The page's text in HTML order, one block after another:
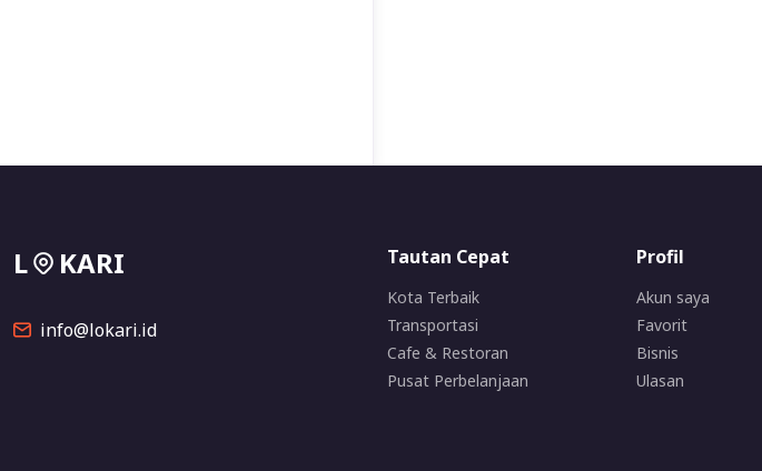
L KARI
info@lokari.id
Tautan Cepat
Kota Terbaik
Transportasi
Cafe & Restoran
Pusat Perbelanjaan
Profil
Akun saya
Favorit
Bisnis
Ulasan